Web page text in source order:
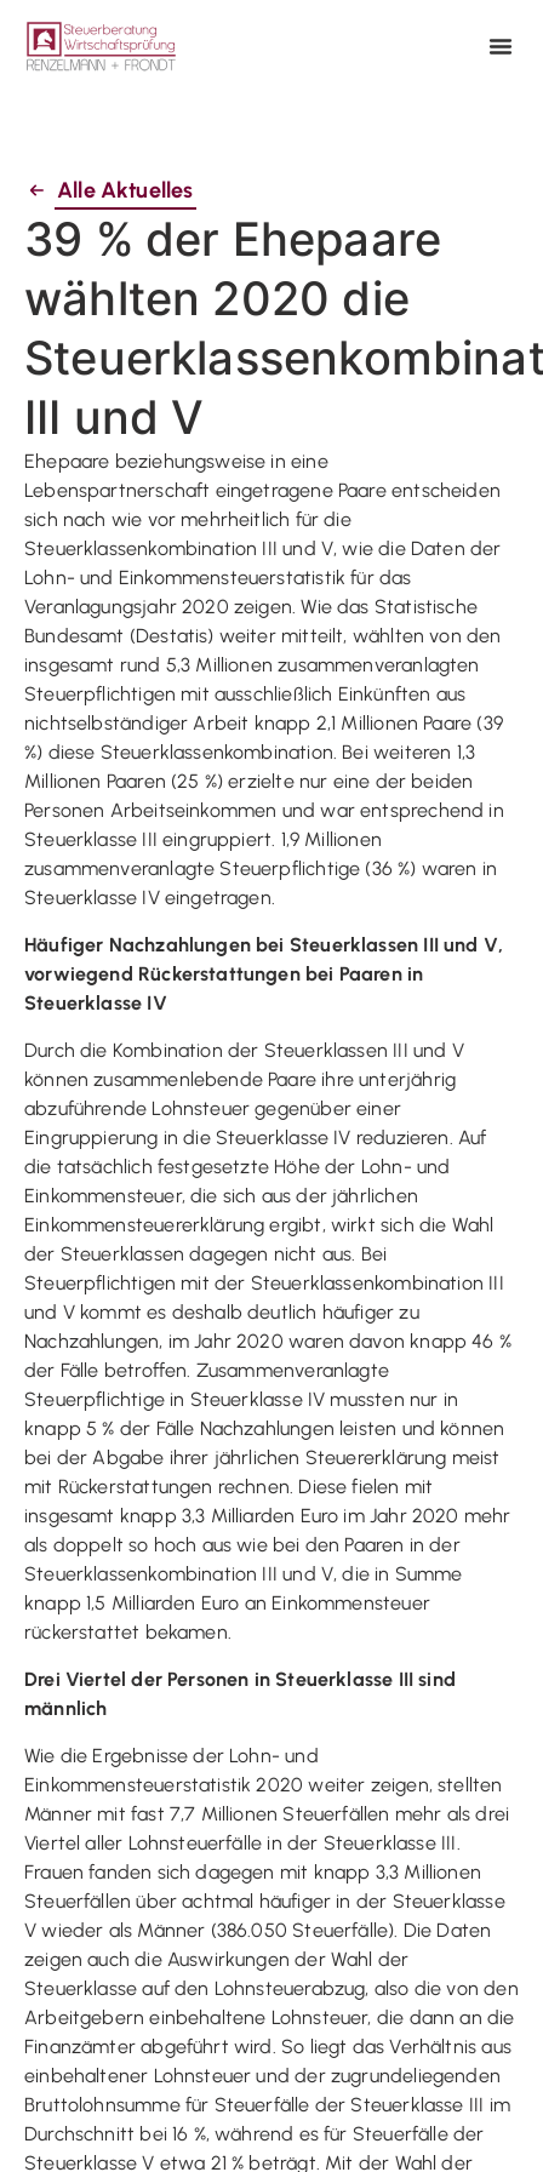
Alle Aktuelles
39 % der Ehepaare
wählten 2020 die
III und V
Ehepaare beziehungsweise in eine
Lebenspartnerschaft eingetragene Paare entscheiden
sich nach wie vor mehrheitlich für die
Steuerklassenkombination III und V, wie die Daten der
Lohn- und Einkommensteuerstatistik für das
Veranlagungsjahr 2020 zeigen. Wie das Statistische
Bundesamt (Destatis) weiter mitteilt, wählten von den
insgesamt rund 5,3 Millionen zusammenveranlagten
Steuerpflichtigen mit ausschließlich Einkünften aus
nichtselbständiger Arbeit knapp 2,1 Millionen Paare (39
%) diese Steuerklassenkombination. Bei weiteren 1,3
Millionen Paaren (25 %) erzielte nur eine der beiden
Personen Arbeitseinkommen und war entsprechend in
Steuerklasse III eingruppiert. 1,9 Millionen
zusammenveranlagte Steuerpflichtige (36 %) waren in
Steuerklasse IV eingetragen.
Häufiger Nachzahlungen bei Steuerklassen III und V,
vorwiegend Rückerstattungen bei Paaren in
Steuerklasse IV
Durch die Kombination der Steuerklassen III und V
können zusammenlebende Paare ihre unterjährig
abzuführende Lohnsteuer gegenüber einer
Eingruppierung in die Steuerklasse IV reduzieren. Auf
die tatsächlich festgesetzte Höhe der Lohn- und
Einkommensteuer, die sich aus der jährlichen
Einkommensteuererklärung ergibt, wirkt sich die Wahl
der Steuerklassen dagegen nicht aus. Bei
Steuerpflichtigen mit der Steuerklassenkombination III
und V kommt es deshalb deutlich häufiger zu
Nachzahlungen, im Jahr 2020 waren davon knapp 46 %
der Fälle betroffen. Zusammenveranlagte
Steuerpflichtige in Steuerklasse IV mussten nur in
knapp 5 % der Fälle Nachzahlungen leisten und können
bei der Abgabe ihrer jährlichen Steuererklärung meist
mit Rückerstattungen rechnen. Diese fielen mit
insgesamt knapp 3,3 Milliarden Euro im Jahr 2020 mehr
als doppelt so hoch aus wie bei den Paaren in der
Steuerklassenkombination III und V, die in Summe
knapp 1,5 Milliarden Euro an Einkommensteuer
rückerstattet bekamen.
Drei Viertel der Personen in Steuerklasse III sind
männlich
Wie die Ergebnisse der Lohn- und
Einkommensteuerstatistik 2020 weiter zeigen, stellten
Männer mit fast 7,7 Millionen Steuerfällen mehr als drei
Viertel aller Lohnsteuerfälle in der Steuerklasse III.
Frauen fanden sich dagegen mit knapp 3,3 Millionen
Steuerfällen über achtmal häufiger in der Steuerklasse
V wieder als Männer (386.050 Steuerfälle). Die Daten
zeigen auch die Auswirkungen der Wahl der
Steuerklasse auf den Lohnsteuerabzug, also die von den
Arbeitgebern einbehaltene Lohnsteuer, die dann an die
Finanzämter abgeführt wird. So liegt das Verhältnis aus
einbehaltener Lohnsteuer und der zugrundeliegenden
Bruttolohnsumme für Steuerfälle der Steuerklasse III im
Durchschnitt bei 16 %, während es für Steuerfälle der
Steuerklasse V etwa 21 % beträgt. Mit der Wahl der